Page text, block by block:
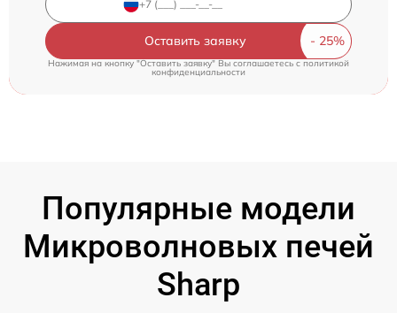
Оставить заявку
Нажимая на кнопку "Оставить заявку" Вы соглашаетесь cполитикой
конфиденциальности
Популярные модели
Микроволновых печей
Sharp